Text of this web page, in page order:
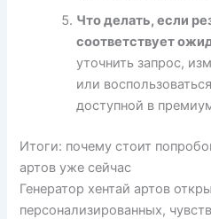
Что делать, если
соответствует
уточнить запрос,
или
доступной в
Итоги: почему стоит
артов уже сейчас
Генератор хентай артов
персонализированных,